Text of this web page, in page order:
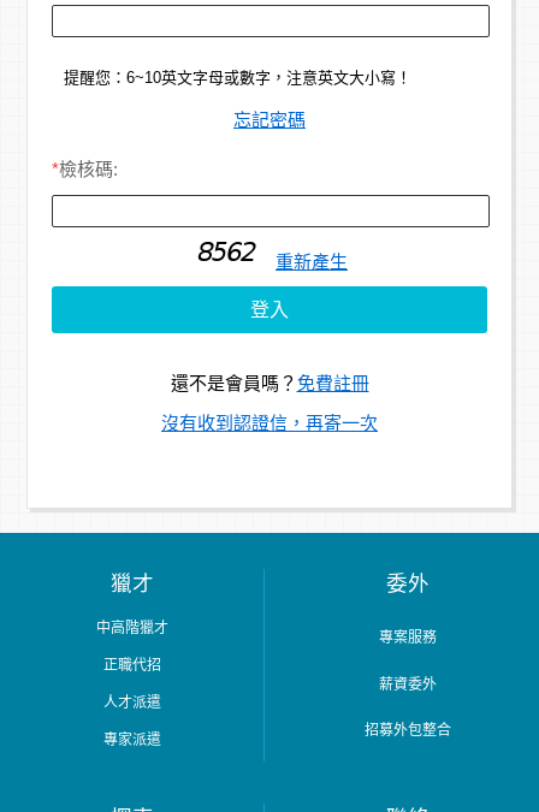
提醒您：6~10英文字母或數字，注意英文大小寫！
忘記密碼
*檢核碼:
重新產生
還不是會員嗎？ 免費註冊
沒有收到認證信，再寄一次
獵才
中高階獵才
正職代招
人才派遣
專家派遣
委外
專案服務
薪資委外
招募外包整合